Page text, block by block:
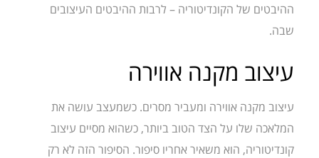
ההיבטים של הקונדיטוריה – לרבות ההיבטים העיצובים
שבה.
עיצוב מקנה אווירה
עיצוב מקנה אווירה ומעביר מסרים. כשמעצב עושה את
המלאכה שלו על הצד הטוב ביותר, כשהוא מסיים עיצוב
קונדיטוריה, הוא משאיר אחריו סיפור. הסיפור הזה לא רק